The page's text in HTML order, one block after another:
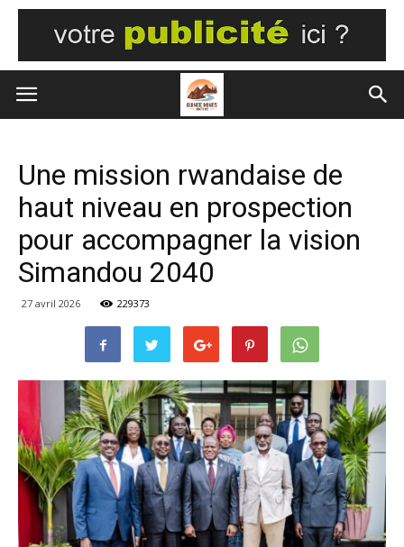
Une mission rwandaise de
haut niveau en prospection
pour accompagner la vision
Simandou 2040
27 avril 2026 229373